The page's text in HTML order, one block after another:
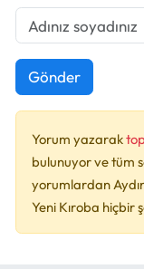
Gönder
Yorum yazarak
bulunuyor ve tüm
yorumlardan
Yeni Kıroba hiçbir